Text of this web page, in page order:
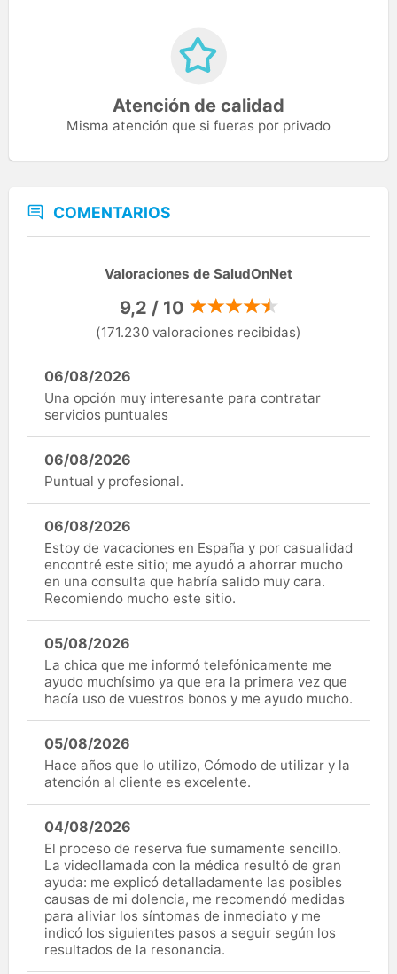
Atención de calidad
Misma atención que si fueras por privado
COMENTARIOS
Valoraciones de SaludOnNet
9,2 / 10
(171.230 valoraciones recibidas)
06/08/2026
Una opción muy interesante para contratar
servicios puntuales
06/08/2026
Puntual y profesional.
06/08/2026
Estoy de vacaciones en España y por casualidad
encontré este sitio; me ayudó a ahorrar mucho
en una consulta que habría salido muy cara.
Recomiendo mucho este sitio.
05/08/2026
La chica que me informó telefónicamente me
ayudo muchísimo ya que era la primera vez que
hacía uso de vuestros bonos y me ayudo mucho.
05/08/2026
Hace años que lo utilizo, Cómodo de utilizar y la
atención al cliente es excelente.
04/08/2026
El proceso de reserva fue sumamente sencillo.
La videollamada con la médica resultó de gran
ayuda: me explicó detalladamente las posibles
causas de mi dolencia, me recomendó medidas
para aliviar los síntomas de inmediato y me
indicó los siguientes pasos a seguir según los
resultados de la resonancia.